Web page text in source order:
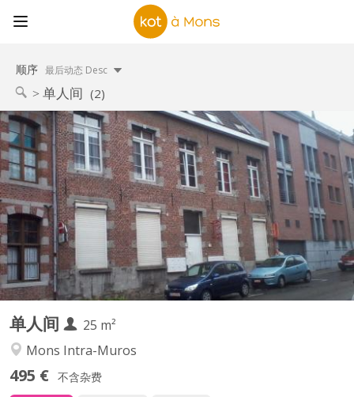
顺序 最后动态 Desc
单人间 (2)
单人间
25 m²
Mons Intra-Muros
495 € 不含杂费
KM 109
À louer, très beau Kot/Studio individuel et meublé pour
étudiant(e) universitaire ou stagiaire , situé dans le centre
historique de Mons dans un endroit calme à proximité des
universités, des transports en commun et du Shopping Center
des Grands Près ( Ikea ). Le studio est destiné à des personnes...